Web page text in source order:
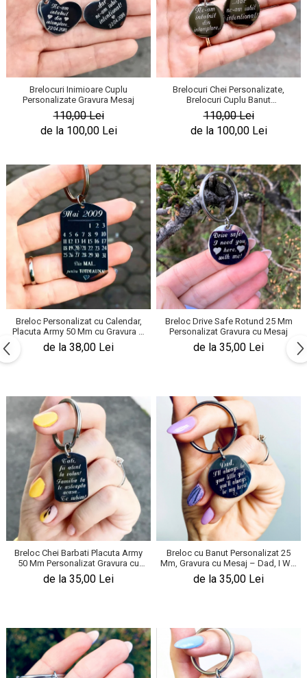
Brelocuri Inimioare Cuplu
Personalizate Gravura Mesaj
110,00 Lei
de la 100,00 Lei
Brelocuri Chei Personalizate,
Brelocuri Cuplu Banut
Personalizate Gravura Mesaj
110,00 Lei
de la 100,00 Lei
Breloc Personalizat cu Calendar,
Placuta Army 50 Mm cu Gravura –
Model Calendar
de la 38,00 Lei
Breloc Drive Safe Rotund 25 Mm
Personalizat Gravura cu Mesaj
de la 35,00 Lei
Breloc Chei Barbati Placuta Army
50 Mm Personalizat Gravura cu
Mesaj – Tati fii Atent
de la 35,00 Lei
Breloc cu Banut Personalizat 25
Mm, Gravura cu Mesaj – Dad, I Will
Always Be
de la 35,00 Lei